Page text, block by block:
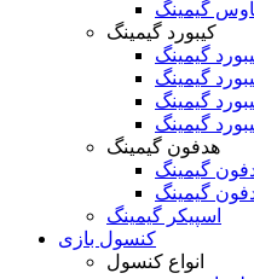
کیبورد گیمینگ
هدفون گیمینگ
اسپیکر گیمینگ
کنسول بازی
انواع کنسول